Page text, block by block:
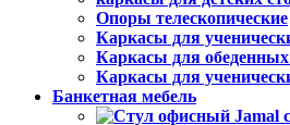
Опоры телескопические
Каркасы для
Каркасы для обеденных
Каркасы для
Банкетная мебель